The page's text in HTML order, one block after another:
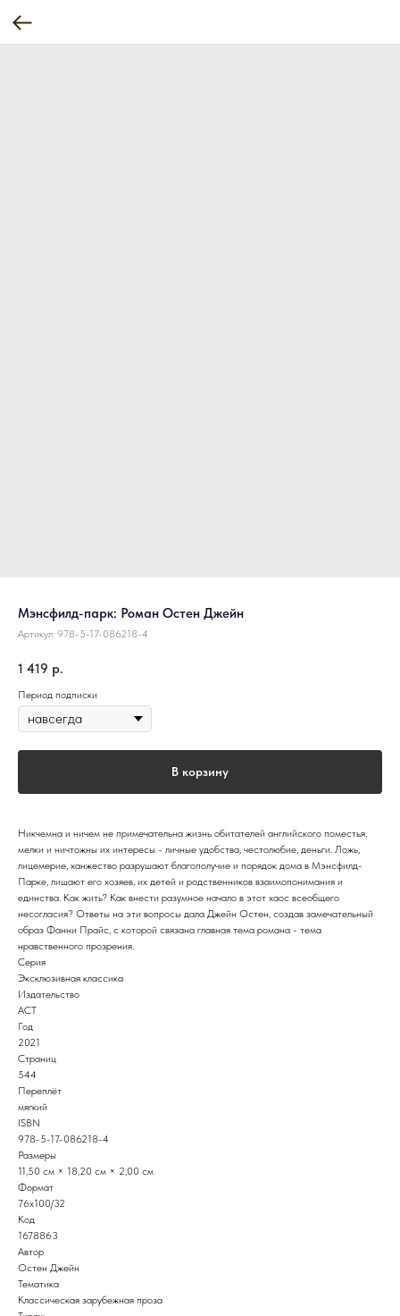
Мэнсфилд-парк: Роман Остен Джейн
Артикул: 978-5-17-086218-4
1 419 р.
Период подписки
В корзину
Никчемна и ничем не примечательна жизнь обитателей английского поместья,
мелки и ничтожны их интересы - личные удобства, честолюбие, деньги. Ложь,
лицемерие, ханжество разрушают благополучие и порядок дома в Мэнсфилд-
Парке, лишают его хозяев, их детей и родственников взаимопонимания и
единства. Как жить? Как внести разумное начало в этот хаос всеобщего
несогласия? Ответы на эти вопросы дала Джейн Остен, создав замечательный
образ Фанни Прайс, с которой связана главная тема романа - тема
нравственного прозрения.
Серия
Эксклюзивная классика
Издательство
АСТ
Год
2021
Страниц
544
Переплёт
мягкий
ISBN
978-5-17-086218-4
Размеры
11,50 см × 18,20 см × 2,00 см
Формат
76x100/32
Код
1678863
Автор
Остен Джейн
Тематика
Классическая зарубежная проза